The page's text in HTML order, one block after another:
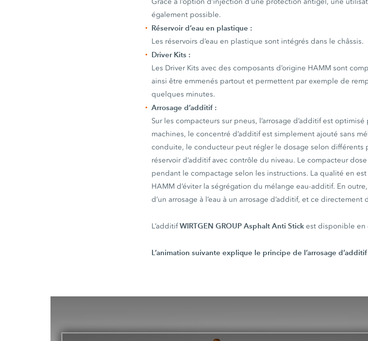
également possible.
Réservoir d’eau en plastique :
Les réservoirs d’eau en plastique sont intégrés dans le châssis.
Driver Kits :
Les Driver Kits avec des composants d’origine HAMM sont
ainsi être emmenés partout et permettent par exemple de
quelques minutes.
Arrosage d’additif :
Sur les compacteurs sur pneus, l’arrosage d’additif est
machines, le concentré d’additif est simplement ajouté sans
conduite, le conducteur peut régler le dosage selon différents
réservoir d’additif avec contrôle du niveau. Le compacteur
pendant le compactage selon les instructions. La qualité en
HAMM d’éviter la ségrégation du mélange eau-additif. En
d’un arrosage à l’eau à un arrosage d’additif, et ce
L’additifWIRTGEN GROUP Asphalt Anti Stick est disponible en
L’animation suivante explique le principe de l’arrosage